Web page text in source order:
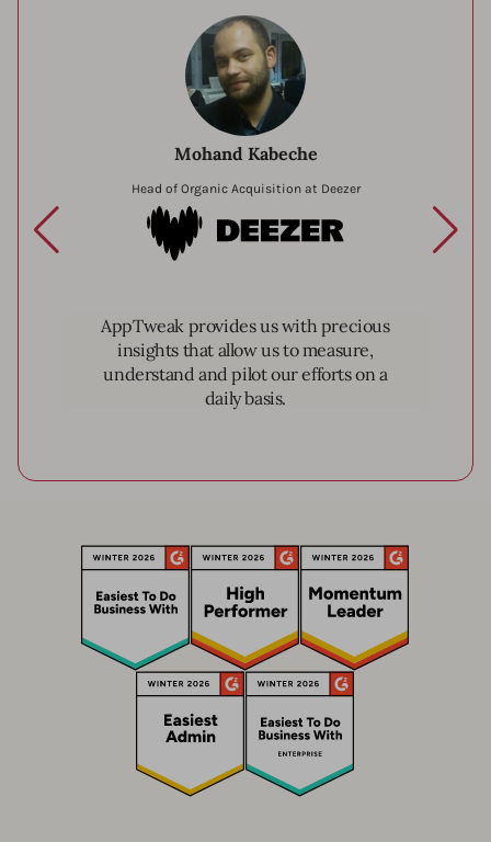
Mohand Kabeche
Head of Organic Acquisition at Deezer
Deezer
AppTweak provides us with precious
insights that allow us to measure,
understand and pilot our efforts on a
daily basis.